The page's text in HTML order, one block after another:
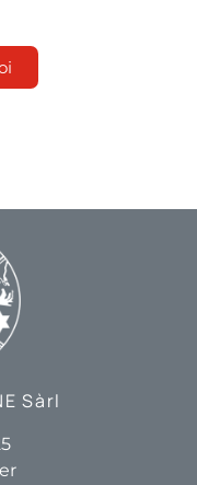
Sàrl